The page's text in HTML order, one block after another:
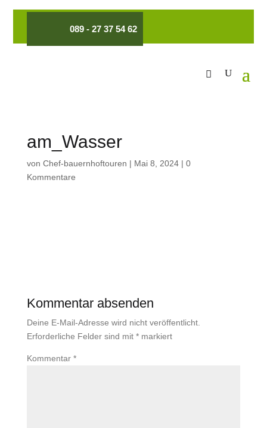
089 - 27 37 54 62
am_Wasser
von Chef-bauernhoftouren | Mai 8, 2024| 0
Kommentare
Kommentar absenden
Deine E-Mail-Adresse wird nicht veröffentlicht.
Erforderliche Felder sind mit *markiert
Kommentar *